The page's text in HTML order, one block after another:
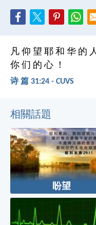
凡 仰 望 耶 和 华 的
你 们 的 心 ！
诗 篇 31:24 - CUVS
相關話題
盼望